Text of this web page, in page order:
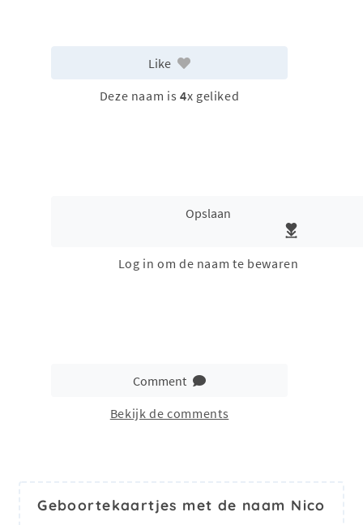
Like
Deze naam is 4x geliked
Opslaan
Log in om de naam te bewaren
Comment
Bekijk de comments
Geboortekaartjes met de naam Nico